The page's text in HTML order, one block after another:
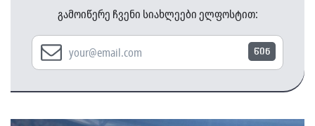
გამოიწერე ჩვენი სიახლეები ელფოსტით:
წინ